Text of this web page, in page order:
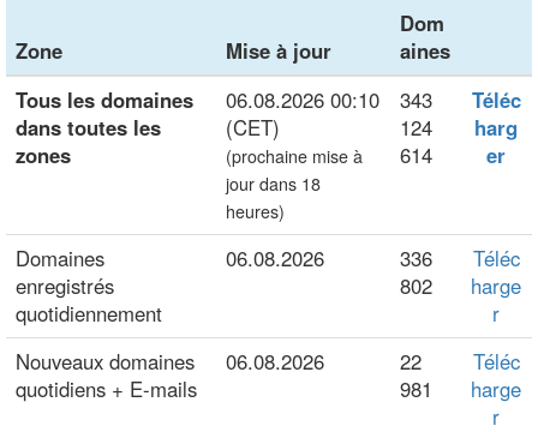
Zone Mise à jour
Dom
aines
Tous les domaines
dans toutes les
zones
06.08.2026 00:10
(CET)
(prochaine mise à
jour dans 18
heures)
343
124
614
Téléc
harg
er
Domaines
enregistrés
quotidiennement
06.08.2026
336
802
Téléc
harge
r
Nouveaux domaines
quotidiens + E-mails
06.08.2026
22
981
Téléc
harge
r